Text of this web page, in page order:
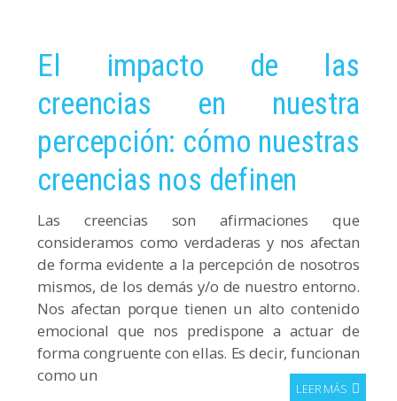
El impacto de las
creencias en nuestra
percepción: cómo nuestras
creencias nos definen
Las creencias son afirmaciones que
consideramos como verdaderas y nos afectan
de forma evidente a la percepción de nosotros
mismos, de los demás y/o de nuestro entorno.
Nos afectan porque tienen un alto contenido
emocional que nos predispone a actuar de
forma congruente con ellas. Es decir, funcionan
como un
LEER MÁS